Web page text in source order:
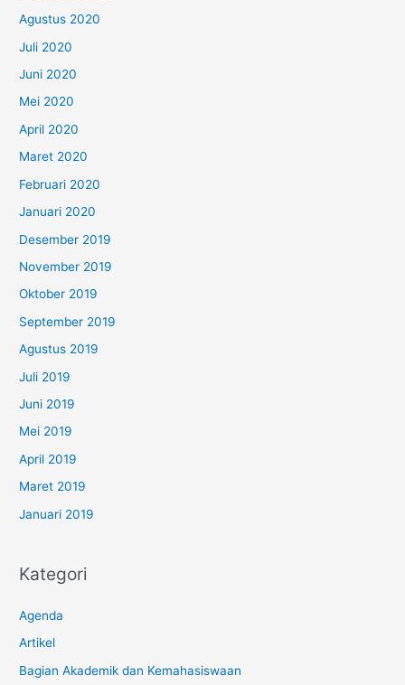
Agustus 2020
Juli 2020
Juni 2020
Mei 2020
April 2020
Maret 2020
Februari 2020
Januari 2020
Desember 2019
November 2019
Oktober 2019
September 2019
Agustus 2019
Juli 2019
Juni 2019
Mei 2019
April 2019
Maret 2019
Januari 2019
Kategori
Agenda
Artikel
Bagian Akademik dan Kemahasiswaan